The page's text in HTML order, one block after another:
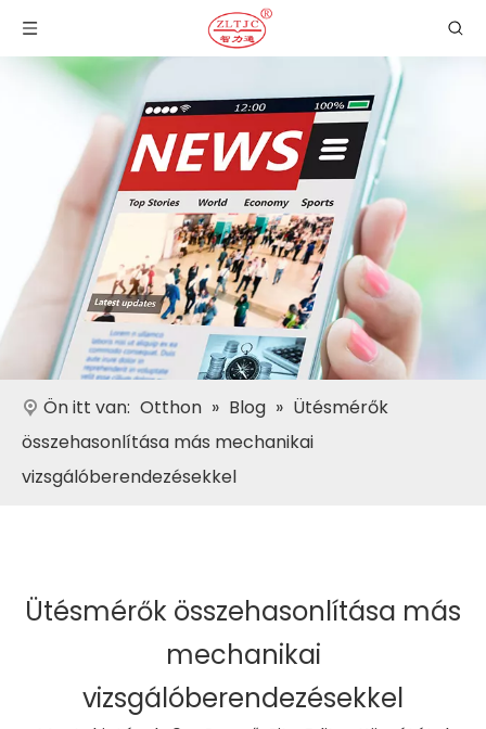
Ön itt van: Otthon » Blog » Ütésmérők
összehasonlítása más mechanikai
vizsgálóberendezésekkel
Ütésmérők összehasonlítása más
mechanikai
vizsgálóberendezésekkel